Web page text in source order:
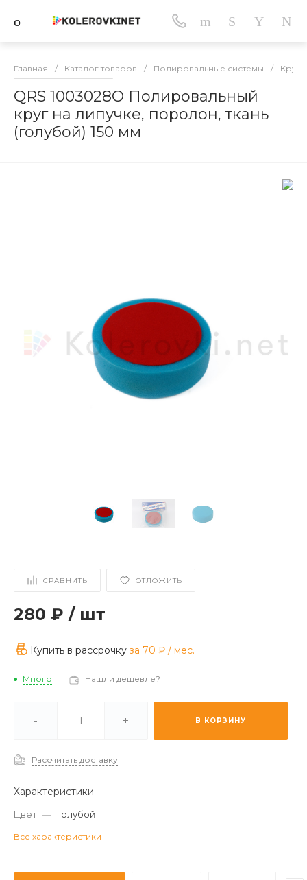
Главная / Каталог товаров / Полировальные системы /
QRS 1003028O Полировальный
круг на липучке, поролон, ткань
(голубой) 150 мм
СРАВНИТЬ ОТЛОЖИТЬ
280 ₽ / шт
Купить в рассрочку за 70 ₽ / мес.
Много Нашли дешевле?
- + В КОРЗИНУ
Рассчитать доставку
Характеристики
Цвет — голубой
Все характеристики